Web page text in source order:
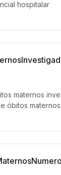
hospitalar
maternos
óbitos maternos